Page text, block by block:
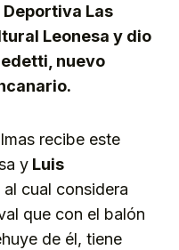
Las
Leonesa y dio
nuevo
recibe este
y Luis
cual considera
que con el balón
de él, tiene